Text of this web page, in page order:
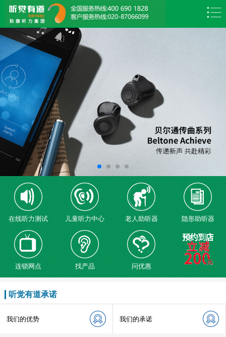
在线听力测试 儿童听力中心 老人助听器 隐形助听器
连锁网点 找产品 问优惠
听觉有道承诺
我们的优势 我们的承诺